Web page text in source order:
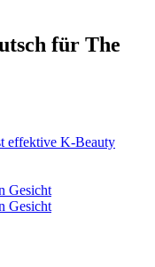
für The
effektive K-Beauty
Gesicht
Gesicht